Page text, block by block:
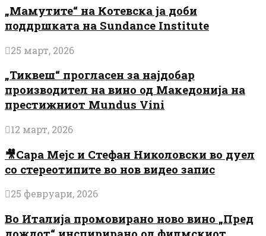
„Мамутите“ на Котевска ја доби
поддршката на Sundance Institute
25 март, 2026
„Тиквеш“ прогласен за најдобар
производител на вино од Македонија на
престижниот Mundus Vini
12 март, 2026
🎥Сара Мејс и Стефан Николовски во дуел
со стереотипите во нов видео запис
25 февруари, 2026
Во Италија промовирано ново вино „Пред